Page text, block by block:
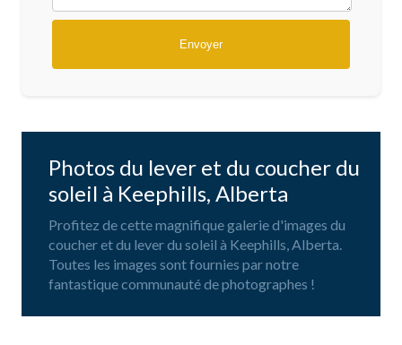
Photos du lever et du coucher du
soleil à Keephills, Alberta
Profitez de cette magnifique galerie d'images du
coucher et du lever du soleil à Keephills, Alberta.
Toutes les images sont fournies par notre
fantastique communauté de photographes !